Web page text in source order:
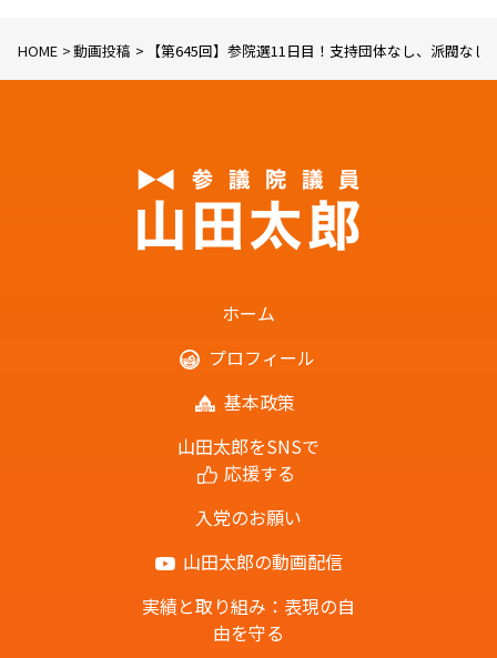
HOME 動画投稿 【第645回】参院選11日目！支持団体なし、派閥な
ホーム
プロフィール
基本政策
山田太郎をSNSで
応援する
入党のお願い
山田太郎の動画配信
実績と取り組み：表現の自
由を守る